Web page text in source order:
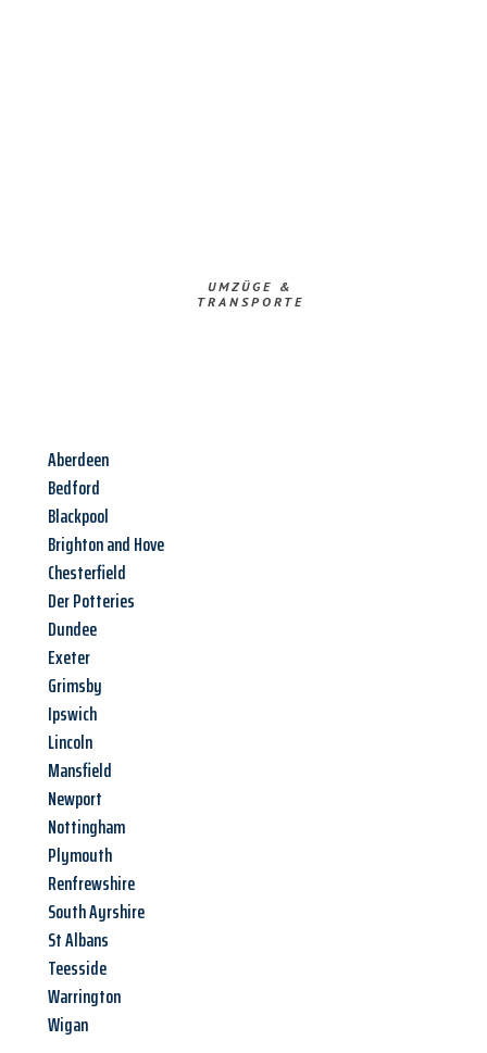
UMZÜGE &
TRANSPORTE
Aberdeen
Bedford
Blackpool
Brighton and Hove
Chesterfield
Der Potteries
Dundee
Exeter
Grimsby
Ipswich
Lincoln
Mansfield
Newport
Nottingham
Plymouth
Renfrewshire
South Ayrshire
St Albans
Teesside
Warrington
Wigan